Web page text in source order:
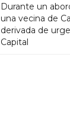
Durante un
una vecina de
derivada de
Capital